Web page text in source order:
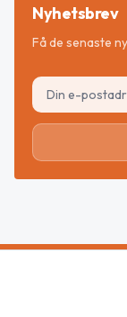
Nyhetsbrev
Få de senaste